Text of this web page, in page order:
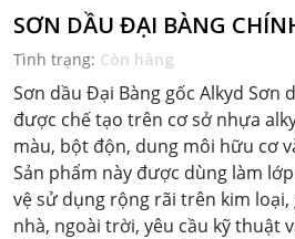
SƠN DẦU ĐẠI BÀNG
Tình trạng: Còn hàng
Sơn dầu Đại Bàng gốc Alkyd Sơn
được chế tạo trên cơ sở nhựa
màu, bột độn, dung môi hữu cơ
Sản phẩm này được dùng làm
vệ sử dụng rộng rãi trên kim
nhà, ngoài trời, yêu cầu kỹ thuật